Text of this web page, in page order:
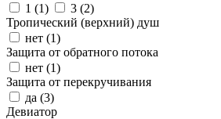
1 (1) 3 (2)
Тропический (верхний) душ
нет (1)
Защита от обратного потока
нет (1)
Защита от перекручивания
да (3)
Девиатор